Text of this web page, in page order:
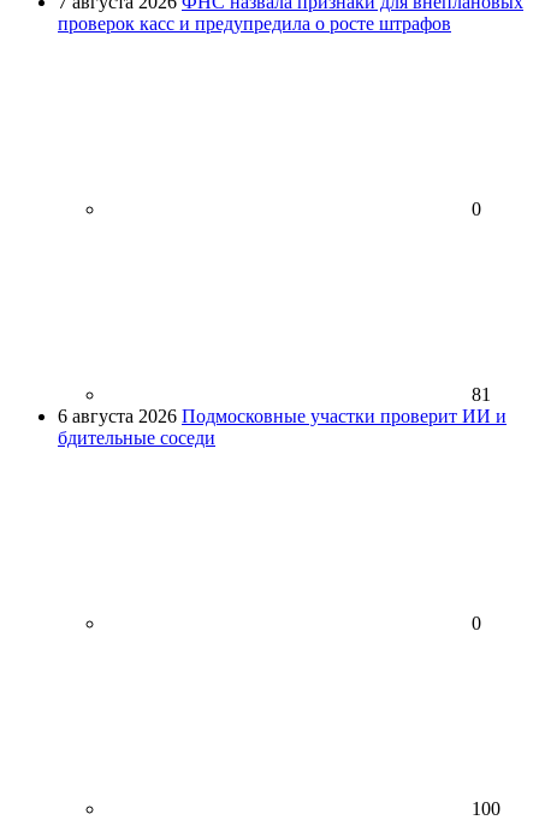
проверок касс и предупредила о росте штрафов
0
81
6 августа 2026 Подмосковные участки проверит ИИ и
бдительные соседи
0
100